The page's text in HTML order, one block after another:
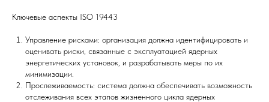
Ключевые аспекты ISO 19443
Управление рисками: организация должна идентифицировать и
оценивать риски, связанные с эксплуатацией ядерных
энергетических установок, и разрабатывать меры по их
минимизации.
Прослеживаемость: система должна обеспечивать возможность
отслеживания всех этапов жизненного цикла ядерных